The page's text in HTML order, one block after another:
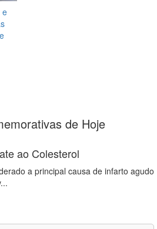
e
de Hoje
ao Colesterol
a principal causa de infarto agudo